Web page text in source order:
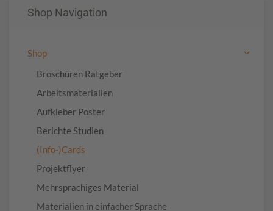
Shop Navigation
Shop
Broschüren Ratgeber
Arbeitsmaterialien
Aufkleber Poster
Berichte Studien
(Info-)Cards
Projektflyer
Mehrsprachiges Material
Materialien in einfacher Sprache